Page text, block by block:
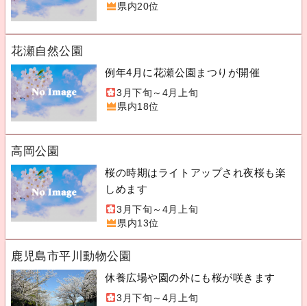
県内20位
花瀬自然公園
例年4月に花瀬公園まつりが開催
3月下旬～4月上旬
県内18位
高岡公園
桜の時期はライトアップされ夜桜も楽
しめます
3月下旬～4月上旬
県内13位
鹿児島市平川動物公園
休養広場や園の外にも桜が咲きます
3月下旬～4月上旬